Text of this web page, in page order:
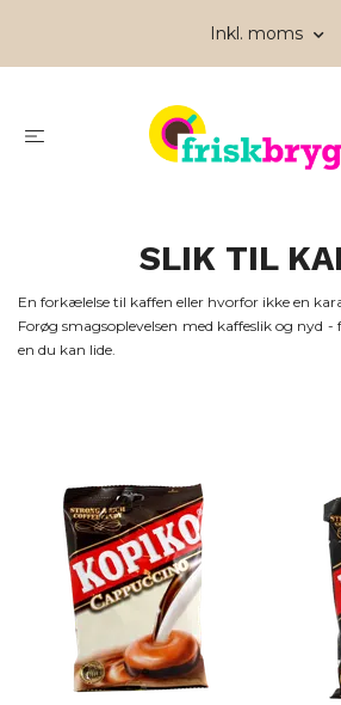
Inkl. moms
SLIK TIL
En forkælelse til kaffen eller hvorfor ikke en
Forøg smagsoplevelsen med kaffeslik og nyd
en du kan lide.